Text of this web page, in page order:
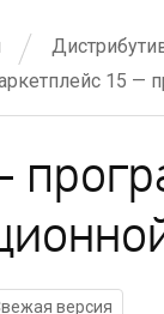
15 —
версия